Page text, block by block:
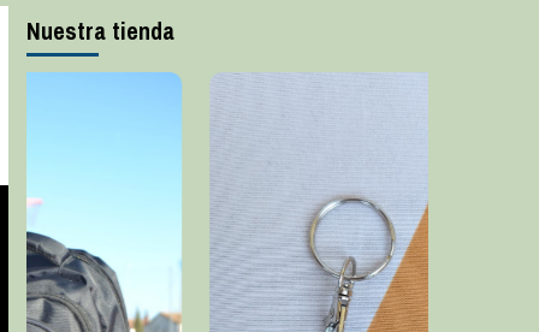
Nuestra tienda